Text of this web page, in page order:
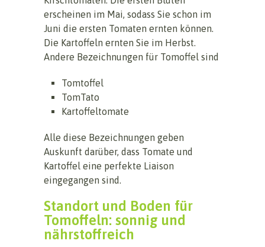
erscheinen im Mai, sodass Sie schon im
Juni die ersten Tomaten ernten können.
Die Kartoffeln ernten Sie im Herbst.
Andere Bezeichnungen für Tomoffel sind
Tomtoffel
TomTato
Kartoffeltomate
Alle diese Bezeichnungen geben
Auskunft darüber, dass Tomate und
Kartoffel eine perfekte Liaison
eingegangen sind.
Standort und Boden für
Tomoffeln: sonnig und
nährstoffreich